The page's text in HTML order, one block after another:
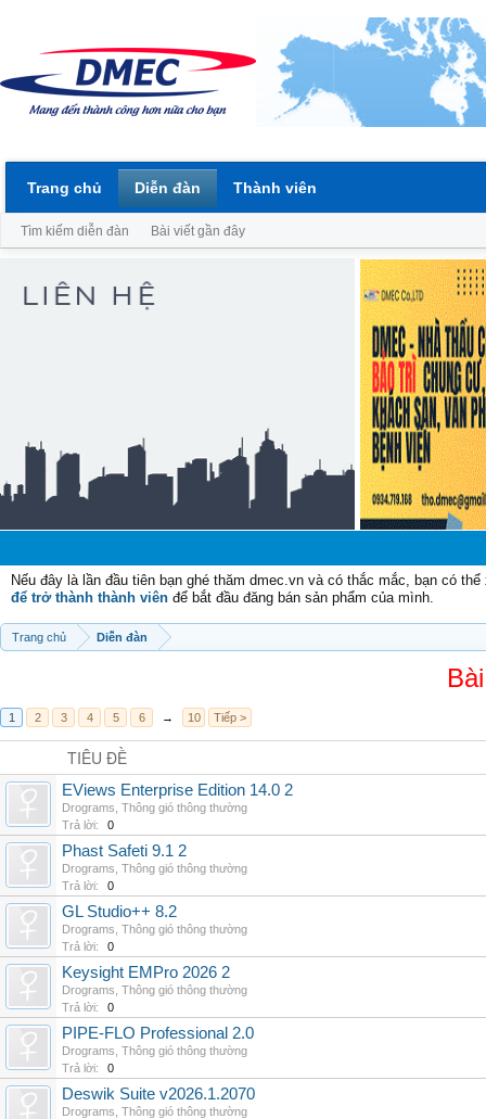
Nếu đây là lần đầu tiên bạn ghé thăm dmec.vn và có thắc mắc, bạn có
để trở thành thành viên để bắt đầu đăng bán sản phẩm của mình.
Trang chủ Diễn đàn
1 2 3 4 5 6 → 10 Tiếp >
TIÊU ĐỀ
EViews Enterprise Edition 14.0 2
Drograms Thông gió thông thường
Trả lời:
0
Phast Safeti 9.1 2
Drograms Thông gió thông thường
Trả lời:
0
GL Studio++ 8.2
Drograms Thông gió thông thường
Trả lời:
0
Keysight EMPro 2026 2
Drograms Thông gió thông thường
Trả lời:
0
PIPE-FLO Professional 2.0
Drograms Thông gió thông thường
Trả lời:
0
Deswik Suite v2026.1.2070
Drograms Thông gió thông thường
Trang chủ Diễn đàn
Tìm kiếm diễn đàn Bài viết gần đây
Thành viên